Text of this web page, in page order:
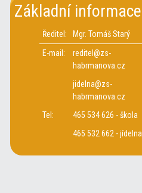
Základní informace
Ředitel:
Mgr. Tomáš Starý
E-mail:
reditel@zs-
habrmanova.cz
jidelna@zs-
habrmanova.cz
Tel:
465 534 626 - škola
465 532 662 - jídelna